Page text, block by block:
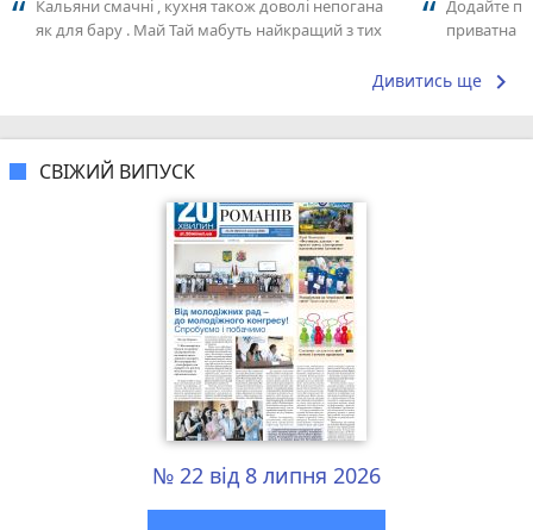
Кальяни смачні , кухня також доволі непогана
як для бару . Май Тай мабуть найкращий з тих
Додайте
приватна
Дивитись ще keyboard_arrow_right
СВІЖИЙ ВИПУСК
№ 22 від 8 липня 2026